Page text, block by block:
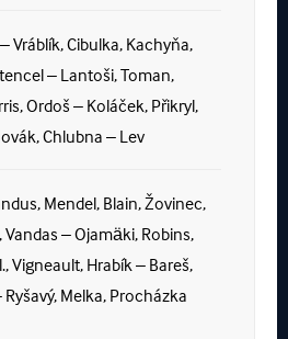
Vráblík, Cibulka, Kachyňa,
– Lantoši, Toman,
Ordoš – Koláček, Přikryl,
Chlubna – Lev
Mendel, Blain, Žovinec,
– Ojamäki, Robins,
Vigneault, Hrabík – Bareš,
Melka, Procházka